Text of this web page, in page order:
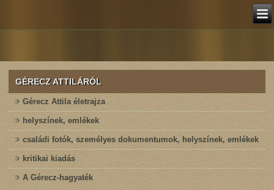
GÉRECZ ATTILÁRÓL
Gérecz Attila életrajza
helyszínek, emlékek
családi fotók, személyes dokumentumok, helyszínek, emlékek
kritikai kiadás
A Gérecz-hagyaték